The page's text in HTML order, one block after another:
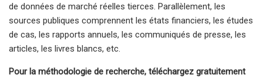
de données de marché réelles tierces. Parallèlement, les
sources publiques comprennent les états financiers, les études
de cas, les rapports annuels, les communiqués de presse, les
articles, les livres blancs, etc.
Pour la méthodologie de recherche, téléchargez gratuitement